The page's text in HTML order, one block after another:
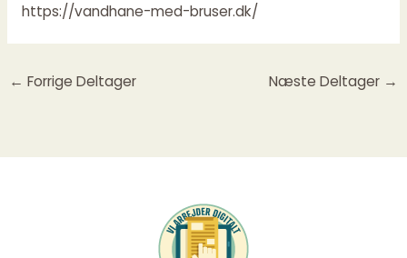
https://vandhane-med-bruser.dk/
← Forrige Deltager Næste Deltager →